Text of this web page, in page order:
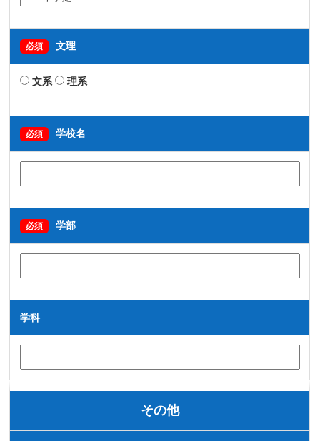
必須 文理
文系 理系
必須 学校名
必須 学部
学科
その他